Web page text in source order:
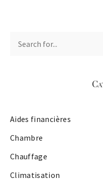
Aides financières
Chambre
Chauffage
Climatisation